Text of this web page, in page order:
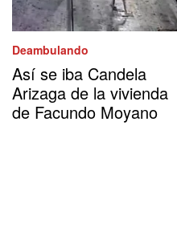
Deambulando
Así se iba Candela
Arizaga de la vivienda
de Facundo Moyano